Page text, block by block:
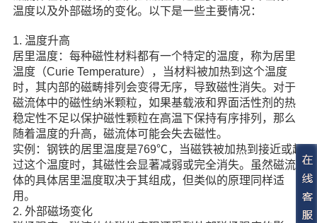
温度以及外部磁场的变化。以下是一些主要情况：
1. 温度升高
居里温度：每种磁性材料都有一个特定的温度，称为居里
温度（Curie Temperature），当材料被加热到这个温度
时，其内部的磁畴排列会变得无序，导致磁性消失。对于
磁流体中的磁性纳米颗粒，如果基载液和界面活性剂的热
稳定性不足以保护磁性颗粒在高温下保持有序排列，那么
随着温度的升高，磁流体可能会失去磁性。
实例：钢铁的居里温度是769℃，当磁铁被加热到接近或超
过这个温度时，其磁性会显著减弱或完全消失。虽然磁流
体的具体居里温度取决于其组成，但类似的原理同样适
用。
2. 外部磁场变化